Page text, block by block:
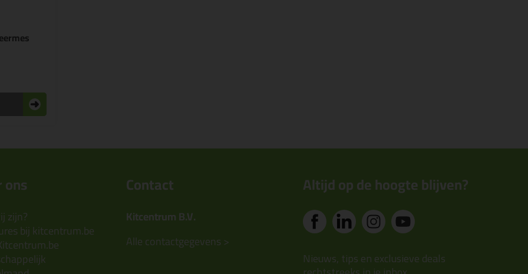
ons
zijn?
bij kitcentrum.be
Contact
Kitcentrum B.V.
Alle contactgegevens >
Altijd op de hoogte blijven?
Nieuws, tips en exclusieve deals